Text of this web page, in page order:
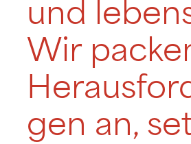
und
Wir
gen an,